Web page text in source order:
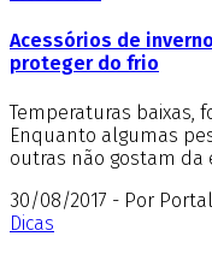
Acessórios de
proteger do frio
Temperaturas baixas,
Enquanto algumas
outras não gostam da
30/08/2017 - Por
Dicas